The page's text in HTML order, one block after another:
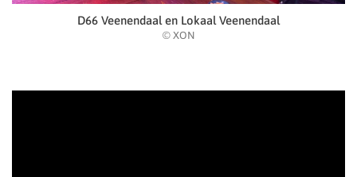
D66 Veenendaal en Lokaal Veenendaal
© XON